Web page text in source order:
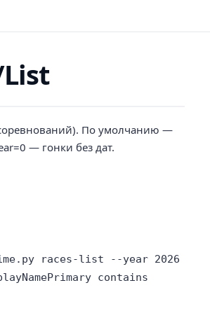
По умолчанию —
— гонки без дат.
races-list --year 2026
contains